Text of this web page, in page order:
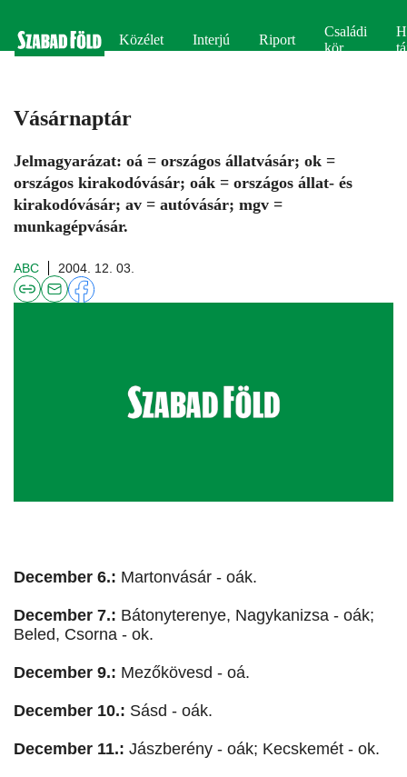
Közélet Interjú Riport
Családi
kör
Vásárnaptár
Jelmagyarázat: oá = országos állatvásár; ok =
országos kirakodóvásár; oák = országos állat- és
kirakodóvásár; av = autóvásár; mgv =
munkagépvásár.
ABC 2004. 12. 03.
December 6.: Martonvásár - oák.
December 7.: Bátonyterenye, Nagykanizsa - oák;
Beled, Csorna - ok.
December 9.: Mezőkövesd - oá.
December 10.: Sásd - oák.
December 11.: Jászberény - oák; Kecskemét - ok.